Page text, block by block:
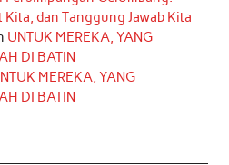
dan Tanggung Jawab Kita
UNTUK MEREKA, YANG
DI BATIN
MEREKA, YANG
DI BATIN